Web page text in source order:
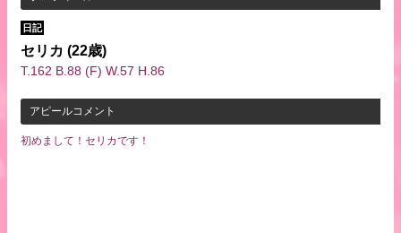
日記
セリカ(22歳)
T.162 B.88 (F) W.57 H.86
アピールコメント
初めまして！セリカです！